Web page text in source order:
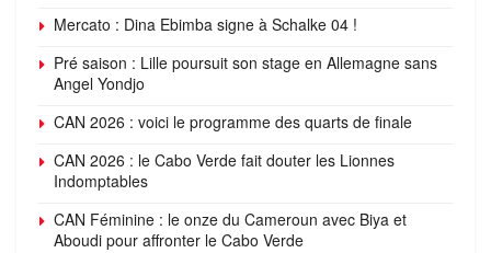
Mercato : Dina Ebimba signe à Schalke 04 !
Pré saison : Lille poursuit son stage en Allemagne sans
Angel Yondjo
CAN 2026 : voici le programme des quarts de finale
CAN 2026 : le Cabo Verde fait douter les Lionnes
Indomptables
CAN Féminine : le onze du Cameroun avec Biya et
Aboudi pour affronter le Cabo Verde